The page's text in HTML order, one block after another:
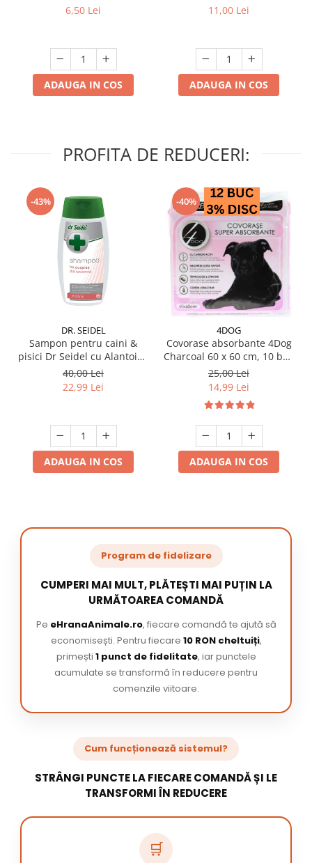
6,50 Lei
ADAUGA IN COS
struguri & nuci 2 buc
11,00 Lei
ADAUGA IN COS
PROFITA DE REDUCERI:
-43%
DR. SEIDEL
Sampon pentru caini &
pisici Dr Seidel cu Alantoina
220 ml
40,00 Lei
22,99 Lei
ADAUGA IN COS
-40%
4DOG
Covorase absorbante 4Dog
Charcoal 60 x 60 cm, 10 buc
/ pachet
25,00 Lei
14,99 Lei
ADAUGA IN COS
Program de fidelizare
CUMPERI MAI MULT, PLĂTEȘTI MAI PUȚIN LA
URMĂTOAREA COMANDĂ
Pe eHranaAnimale.ro, fiecare comandă te ajută să
economisești. Pentru fiecare 10 RON cheltuiți,
primești 1 punct de fidelitate, iar punctele
acumulate se transformă în reducere pentru
comenzile viitoare.
Cum funcționează sistemul?
STRÂNGI PUNCTE LA FIECARE COMANDĂ ȘI LE
TRANSFORMI ÎN REDUCERE
🛒